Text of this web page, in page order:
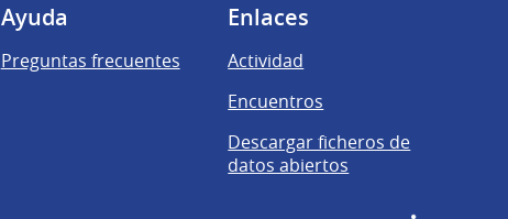
Ayuda
Preguntas frecuentes
Enlaces
Actividad
Encuentros
Descargar ficheros de
datos abiertos